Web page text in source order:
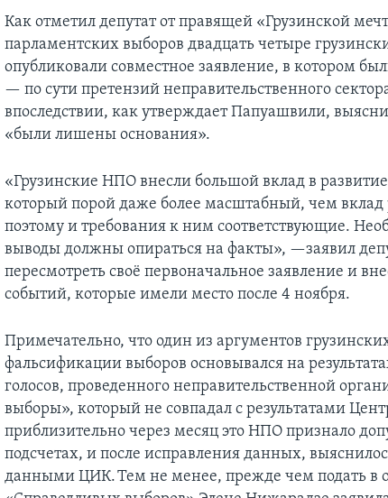
Как отметил депутат от правящей «Грузинской
парламентских выборов двадцать четыре
опубликовали совместное заявление, в котором
— по сути претензий неправительственного
впоследствии, как утверждает Папуашвили,
«были лишены основания».
«Грузинские НПО внесли большой вклад в
который порой даже более масштабный, чем
поэтому и требования к ним соответствующие.
выводы должны опираться на факты», —заявил
пересмотреть своё первоначальное заявление и
событий, которые имели место после 4 ноября.
Примечательно, что один из аргументов
фальсификации выборов основывался на
голосов, проведенного неправительственной
выборы», который не совпадал с результатами
приблизительно через месяц это НПО признало
подсчетах, и после исправления данных,
данными ЦИК. Тем не менее, прежде чем подать в